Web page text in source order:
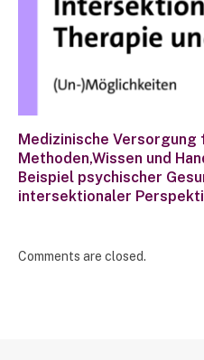
Medizinische Versorgung
Methoden,Wissen und
Beispiel psychischer
intersektionaler
Comments are closed.